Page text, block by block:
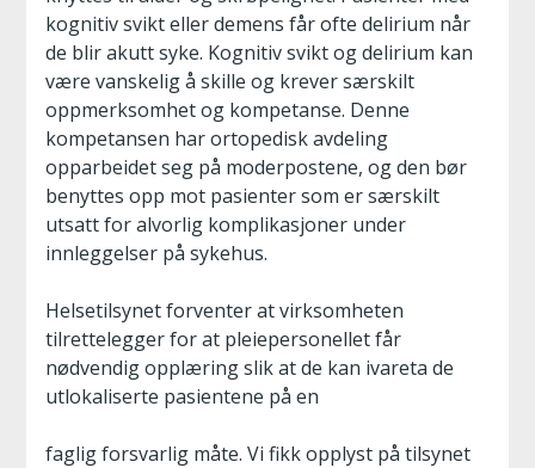
kognitiv svikt eller demens får ofte delirium når
de blir akutt syke. Kognitiv svikt og delirium kan
være vanskelig å skille og krever særskilt
oppmerksomhet og kompetanse. Denne
kompetansen har ortopedisk avdeling
opparbeidet seg på moderpostene, og den bør
benyttes opp mot pasienter som er særskilt
utsatt for alvorlig komplikasjoner under
innleggelser på sykehus.
Helsetilsynet forventer at virksomheten
tilrettelegger for at pleiepersonellet får
nødvendig opplæring slik at de kan ivareta de
utlokaliserte pasientene på en
faglig forsvarlig måte. Vi fikk opplyst på tilsynet